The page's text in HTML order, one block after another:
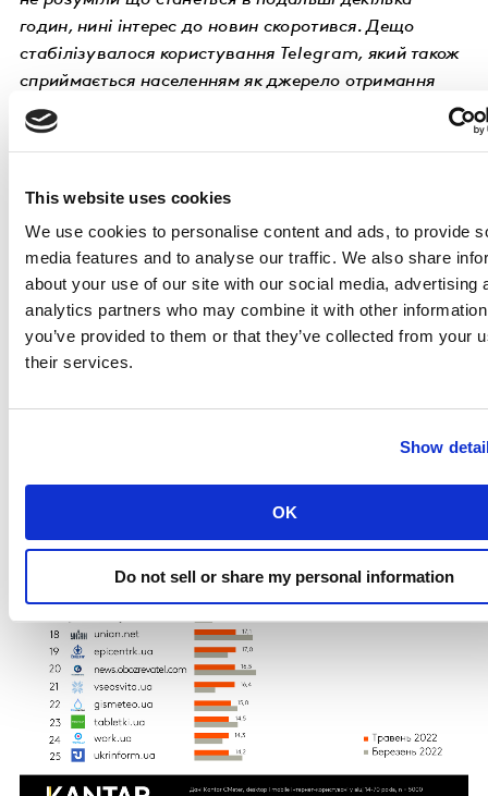
This website uses cookies
We use cookies to personalise content and ads, to provide
media features and to analyse our traffic. We also share
about your use of our site with our social media, advertising
analytics partners who may combine it with other
you’ve provided to them or that they’ve collected from your
their services.
Show
OK
Do not sell or share my personal information
годин, нині інтерес до новин скоротився. Дещо
стабілізувалося користування Telegram, який також
сприймається населенням як джерело отримання
новин. Зараз українці поволі повертаються до
звичної активності в інтернеті — онлайн-шопінгу,
пошуку роботи
», — зазначила аналітикиня.